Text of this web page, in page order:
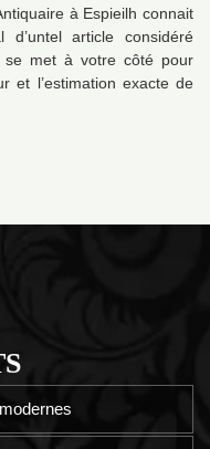
à Espieilh connait
article considéré
se met à votre côté pour
et l’estimation exacte de